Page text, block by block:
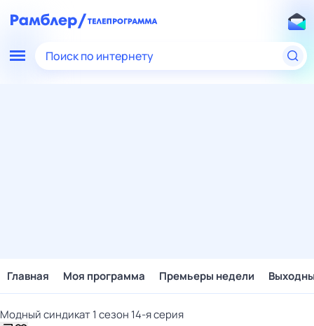
Поиск по интернету
Главная Моя программа Премьеры недели
Модный синдикат 1 сезон 14-я серия